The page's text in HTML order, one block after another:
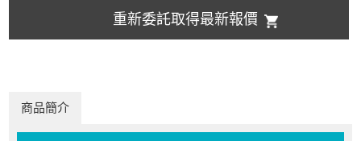
重新委託取得最新報價
商品簡介